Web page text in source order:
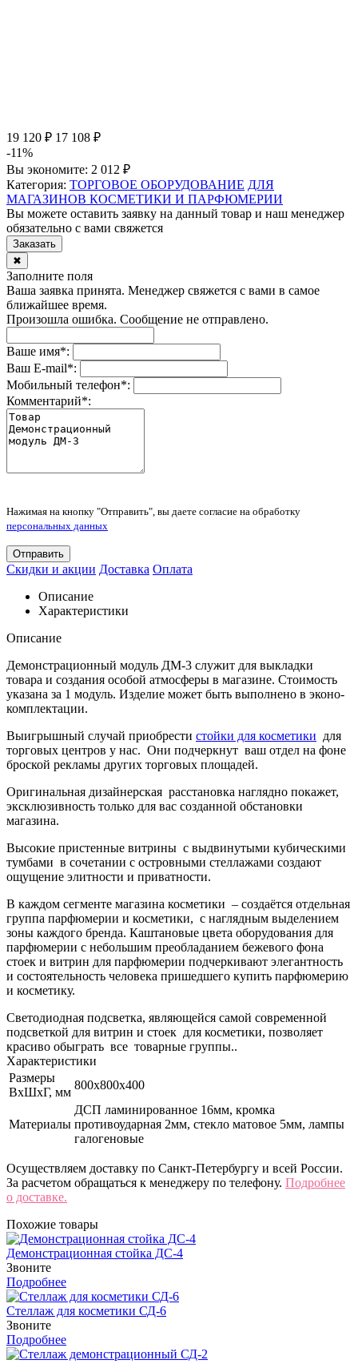
19 120 ₽ 17 108 ₽
-11%
Вы экономите: 2 012 ₽
Категория: ТОРГОВОЕ ОБОРУДОВАНИЕ ДЛЯ
МАГАЗИНОВ КОСМЕТИКИ И ПАРФЮМЕРИИ
Вы можете оставить заявку на данный товар и наш менеджер
обязательно с вами свяжется
Заказать
✖
Заполните поля
Ваша заявка принята. Менеджер свяжется с вами в самое
ближайшее время.
Произошла ошибка. Сообщение не отправлено.
Ваше имя*:
Ваш E-mail*:
Мобильный телефон*:
Комментарий*:
Нажимая на кнопку "Отправить", вы даете согласие на обработку
персональных данных
Отправить
Скидки и акции Доставка Оплата
Описание
Характеристики
Описание
Демонстрационный модуль ДМ-3 служит для выкладки
товара и создания особой атмосферы в магазине. Стоимость
указана за 1 модуль. Изделие может быть выполнено в эконо-
комплектации.
Выигрышный случай приобрести стойки для косметики для
торговых центров у нас. Они подчеркнут ваш отдел на фоне
броской рекламы других торговых площадей.
Оригинальная дизайнерская расстановка наглядно покажет,
эксклюзивность только для вас созданной обстановки
магазина.
Высокие пристенные витрины с выдвинутыми кубическими
тумбами в сочетании с островными стеллажами создают
ощущение элитности и приватности.
В каждом сегменте магазина косметики – создаётся отдельная
группа парфюмерии и косметики, с наглядным выделением
зоны каждого бренда. Каштановые цвета оборудования для
парфюмерии с небольшим преобладанием бежевого фона
стоек и витрин для парфюмерии подчеркивают элегантность
и состоятельность человека пришедшего купить парфюмерию
и косметику.
Светодиодная подсветка, являющейся самой современной
подсветкой для витрин и стоек для косметики, позволяет
красиво обыграть все товарные группы..
Характеристики
Размеры
ВхШхГ, мм
800x800x400
Материалы
ДСП ламинированное 16мм, кромка
противоударная 2мм, стекло матовое 5мм, лампы
галогеновые
Осуществляем доставку по Санкт-Петербургу и всей России.
За расчетом обращаться к менеджеру по телефону. Подробнее
о доставке.
Похожие товары
Демонстрационная стойка ДС-4
Звоните
Подробнее
Стеллаж для косметики СД-6
Звоните
Подробнее